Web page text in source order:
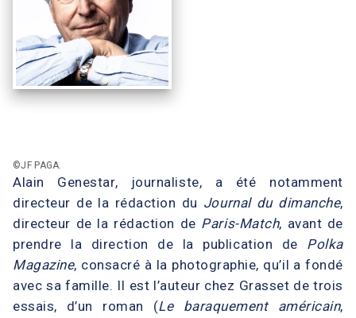
Alain Genestar, journaliste, a été notamment
directeur de la rédaction du Journal du dimanche,
directeur de la rédaction de Paris-Match, avant de
prendre la direction de la publication de Polka
Magazine, consacré à la photographie, qu’il a fondé
avec sa famille. Il est l’auteur chez Grasset de trois
essais, d’un roman (Le baraquement américain,
©JF PAGA.